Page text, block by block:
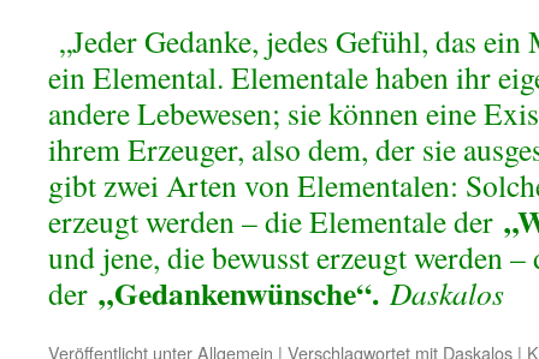
„Jeder Gedanke, jedes Gefühl, das
ein Elemental. Elementale haben ihr
andere Lebewesen; sie können eine
ihrem Erzeuger, also dem, der sie
gibt zwei Arten von Elementalen:
erzeugt werden – die Elementale der
und jene, die bewusst erzeugt werden
der „Gedankenwünsche“.Daskalos
Veröffentlicht unterAllgemein | Verschlagwortet mit Daskalos |